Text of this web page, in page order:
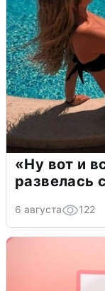
«Ну вот и
развелась
6 августа 122